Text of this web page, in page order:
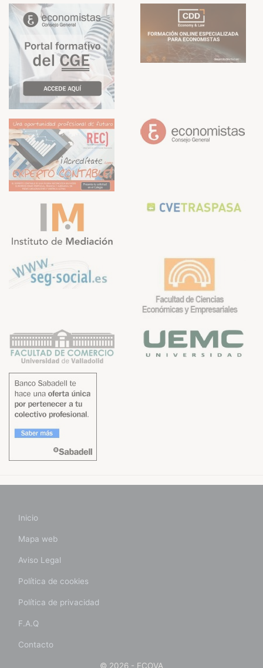
Inicio
Mapa web
Aviso Legal
Política de cookies
Política de privacidad
F.A.Q
Contacto
© 2026 - ECOVA